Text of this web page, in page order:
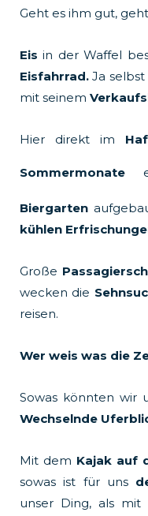
Geht es ihm gut,
Eisin der Waffel
Eisfahrrad. Ja
mit seinem
Hier direkt im
Sommermonate
Biergarten
kühlen
Große
wecken die
reisen.
Wer weis was die
Sowas könnten wir
Wechselnde
Mit dem Kajak auf
sowas ist für uns
unser Ding, als mit